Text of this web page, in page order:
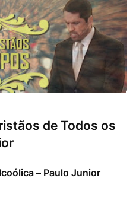
de Todos os
– Paulo Junior